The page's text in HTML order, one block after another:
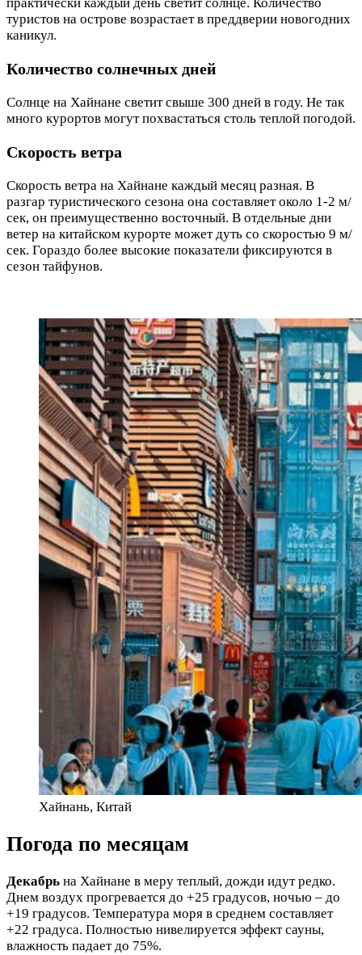
туристов на острове возрастает в преддверии новогодних
каникул.
Количество солнечных дней
Солнце на Хайнане светит свыше 300 дней в году. Не так
много курортов могут похвастаться столь теплой погодой.
Скорость ветра
Скорость ветра на Хайнане каждый месяц разная. В
разгар туристического сезона она составляет около 1-2 м/
сек, он преимущественно восточный. В отдельные дни
ветер на китайском курорте может дуть со скоростью 9 м/
сек. Гораздо более высокие показатели фиксируются в
сезон тайфунов.
Хайнань, Китай
Погода по месяцам
Декабрь на Хайнане в меру теплый, дожди идут редко.
Днем воздух прогревается до +25 градусов, ночью – до
+19 градусов. Температура моря в среднем составляет
+22 градуса. Полностью нивелируется эффект сауны,
влажность падает до 75%.